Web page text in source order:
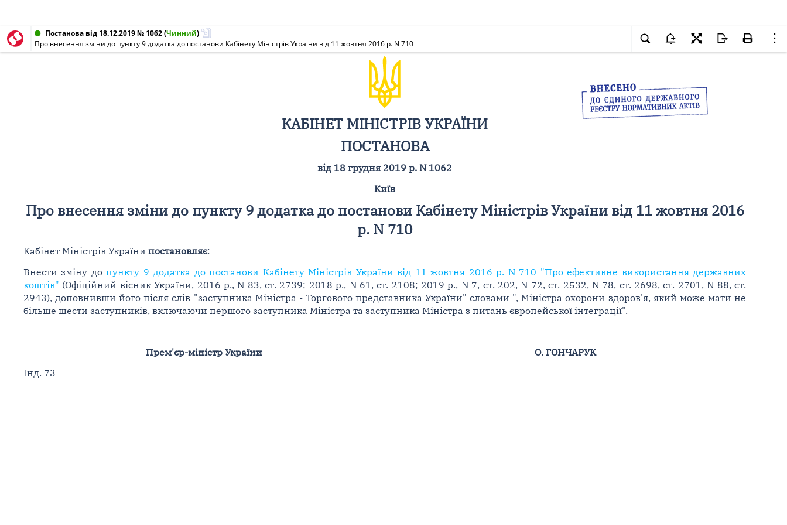
Постанова від 18.12.2019 № 1062(Чинний)
Про внесення зміни до пункту 9 додатка до постанови Кабінету Міністрів України від 11 жовтня 2016 р. N 710